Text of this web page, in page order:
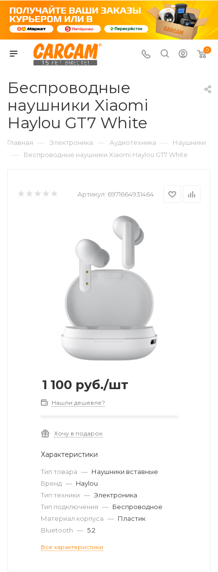
0
Беспроводные
наушники Xiaomi
Haylou GT7 White
Главная — Электроника — Аудиотехника — Наушники
— Беспроводные наушники Xiaomi Haylou GT7 White
Артикул: 6971664931464
1 100 руб./шт
Нашли дешевле?
Хочу в подарок
Характеристики
Тип товара — Наушники вставные
Бренд — Haylou
Тип техники — Электроника
Тип подключения — Беспроводное
Материал корпуса — Пластик
Bluetooth — 5.2
Все характеристики